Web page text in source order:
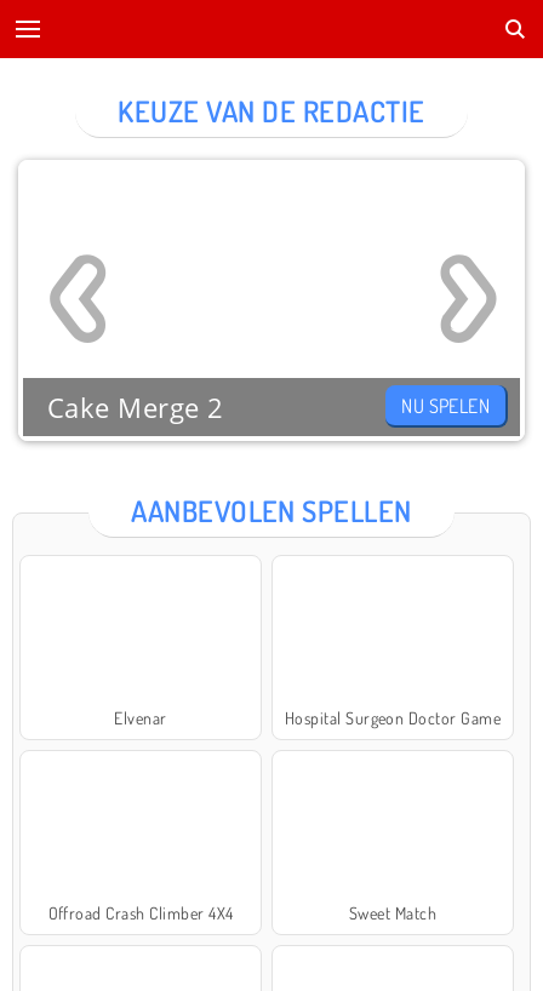
AANBEVOLEN SPELLEN
Elvenar Hospital Surgeon Doctor Game
Offroad Crash Climber 4X4 Sweet Match
KEUZE VAN DE REDACTIE
Cake Merge 2 NU SPELEN